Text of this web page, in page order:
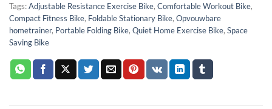
Tags:Adjustable Resistance Exercise Bike, Comfortable Workout Bike,
Compact Fitness Bike, Foldable Stationary Bike, Opvouwbare
hometrainer, Portable Folding Bike, Quiet Home Exercise Bike, Space
Saving Bike